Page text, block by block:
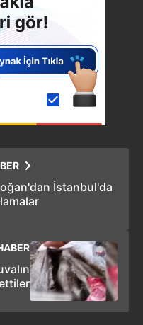
İstanbul'da